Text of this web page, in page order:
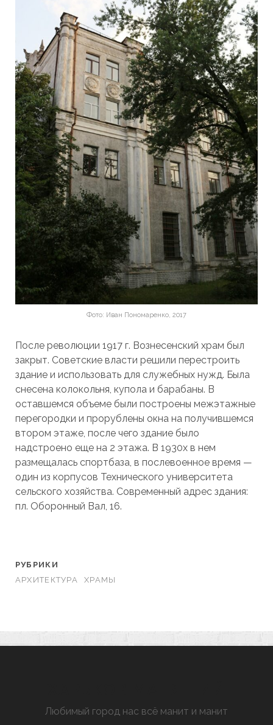
Фото: Иван Пономаренко, 2017
После революции 1917 г. Вознесенский храм был
закрыт. Советские власти решили перестроить
здание и использовать для служебных нужд. Была
снесена колокольня, купола и барабаны. В
оставшемся объеме были построены межэтажные
перегородки и прорублены окна на получившемся
втором этаже, после чего здание было
надстроено еще на 2 этажа. В 1930х в нем
размещалась спортбаза, в послевоенное время —
один из корпусов Технического университета
сельского хозяйства. Современный адрес здания:
пл. Оборонный Вал, 16.
РУБРИКИ
АРХИТЕКТУРА
ХРАМЫ
Любимый город нас всё манит и манит